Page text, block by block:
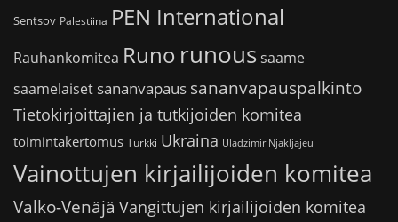
Sentsov Palestiina PEN International
Rauhankomitea Runo runoussaame
saamelaiset sananvapaus sananvapauspalkinto
Tietokirjoittajien ja tutkijoiden komitea
toimintakertomus Turkki Ukraina Uladzimir Njakljajeu
Vainottujen kirjailijoiden komitea
Valko-Venäjä Vangittujen kirjailijoiden komitea